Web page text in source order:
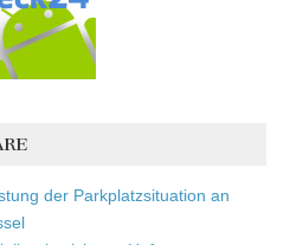
der Parkplatzsituation an